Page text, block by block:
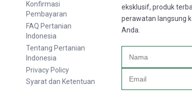
Konfirmasi
Pembayaran
FAQ Pertanian
Indonesia
Tentang Pertanian
Indonesia
Privacy Policy
Syarat dan Ketentuan
eksklusif, produk
perawatan langsung
Anda.